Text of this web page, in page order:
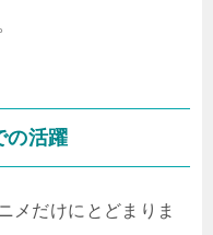
の活躍
メだけにとどまりま